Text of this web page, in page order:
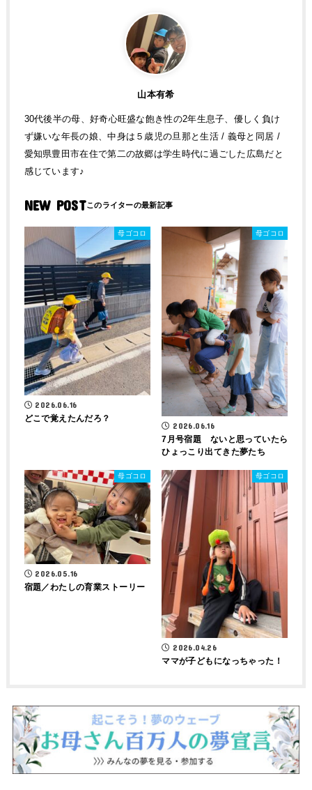
山本有希
30代後半の母、好奇心旺盛な飽き性の2年生息子、優しく負け
ず嫌いな年長の娘、中身は５歳児の旦那と生活 / 義母と同居 /
愛知県豊田市在住で第二の故郷は学生時代に過ごした広島だと
感じています♪
NEW POST
母ゴコロ
2026.06.16
どこで覚えたんだろ？
母ゴコロ
2026.06.16
7月号宿題 ないと思っていたら
ひょっこり出てきた夢たち
母ゴコロ
2026.05.16
宿題／わたしの育業ストーリー
母ゴコロ
2026.04.26
ママが子どもになっちゃった！